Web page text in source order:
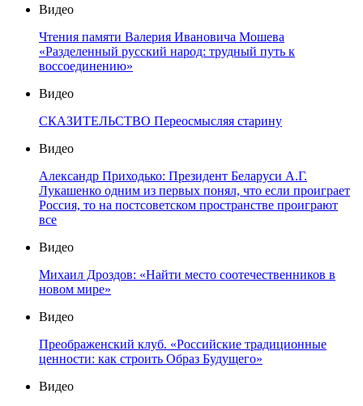
Видео
Чтения памяти Валерия Ивановича Мошева
«Разделенный русский народ: трудный путь к
воссоединению»
Видео
СКАЗИТЕЛЬСТВО Переосмысляя старину
Видео
Александр Приходько: Президент Беларуси А.Г.
Лукашенко одним из первых понял, что если проиграет
Россия, то на постсоветском пространстве проиграют
все
Видео
Михаил Дроздов: «Найти место соотечественников в
новом мире»
Видео
Преображенский клуб. «Российские традиционные
ценности: как строить Образ Будущего»
Видео